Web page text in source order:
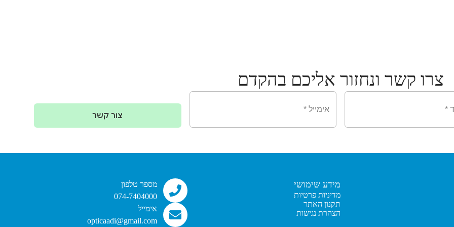
צרו קשר ונחזור אליכם בהקדם
צור קשר
מידע שימושי
מדיניות פרטיות
תקנון האתר
הצהרת נגישות
מספר טלפון
074-7404000
אימייל
opticaadi@gmail.com